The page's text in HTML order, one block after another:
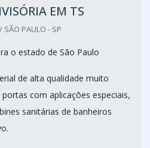
EM TS
SÃO PAULO - SP
o estado de São Paulo
de alta qualidade muito
com aplicações especiais,
sanitárias de banheiros